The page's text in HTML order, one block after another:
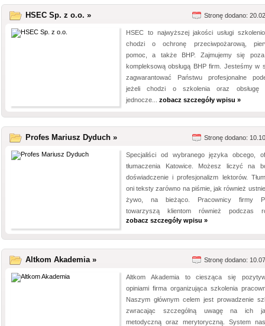
HSEC Sp. z o.o. » Stronę dodano:
HSEC to najwyższej jakości usługi
chodzi o ochronę przeciwpożarową,
pomoc, a także BHP. Zajmujemy się
kompleksową obsługą BHP firm. Jesteśmy w
zagwarantować Państwu profesjonalne
jeżeli chodzi o szkolenia oraz obsługę
jednocze... zobacz szczegóły wpisu »
Profes Mariusz Dyduch » Stronę dodano:
Specjaliści od wybranego języka obcego,
tłumaczenia Katowice. Możesz liczyć na
doświadczenie i profesjonalizm lektorów.
oni teksty zarówno na piśmie, jak również
żywo, na bieżąco. Pracownicy firmy
towarzyszą klientom również podczas
zobacz szczegóły wpisu »
Altkom Akademia » Stronę dodano:
Altkom Akademia to ciesząca się
opiniami firma organizująca szkolenia
Naszym głównym celem jest prowadzenie
zwracając szczególną uwagę na ich
metodyczną oraz merytoryczną. System